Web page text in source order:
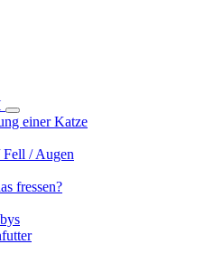
einer Katze
Fell / Augen
fressen?